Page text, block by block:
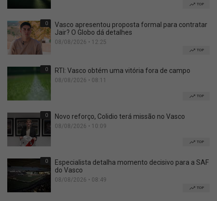
TOP
0
Vasco apresentou proposta formal para contratar
Jair? O Globo dá detalhes
08/08/2026 • 12:25
TOP
0 RTI: Vasco obtém uma vitória fora de campo
08/08/2026 • 08:11
TOP
0 Novo reforço, Colidio terá missão no Vasco
08/08/2026 • 10:09
TOP
0
Especialista detalha momento decisivo para a SAF
do Vasco
08/08/2026 • 08:49
TOP